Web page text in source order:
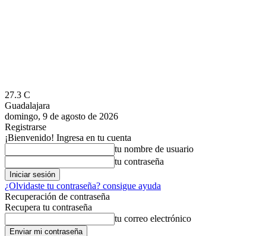
27.3 C
Guadalajara
domingo, 9 de agosto de 2026
Registrarse
¡Bienvenido! Ingresa en tu cuenta
tu nombre de usuario
tu contraseña
¿Olvidaste tu contraseña? consigue ayuda
Recuperación de contraseña
Recupera tu contraseña
tu correo electrónico